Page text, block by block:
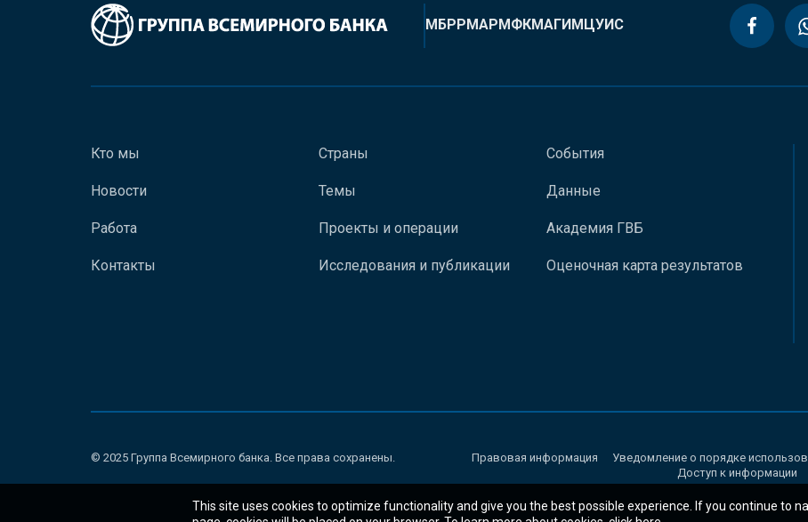
МБРРМАРМФКМАГИМЦУИС
Кто мы
Новости
Работа
Контакты
Страны
Темы
Проекты и операции
Исследования и публикации
События
Данные
Академия ГВБ
Оценочная карта результатов
© 2025 Группа Всемирного банка. Все права сохранены. Правовая информация Уведомление о порядке
Доступ к информации
This site uses cookies to optimize functionality and give you the best possible experience. If you continue to